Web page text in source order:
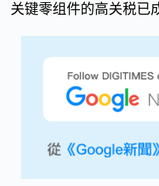
关键零组件的高关税已